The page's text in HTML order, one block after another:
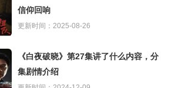
信仰回响
更新时间：2025-08-26
《白夜破晓》第27集讲了什么内容，分
集剧情介绍